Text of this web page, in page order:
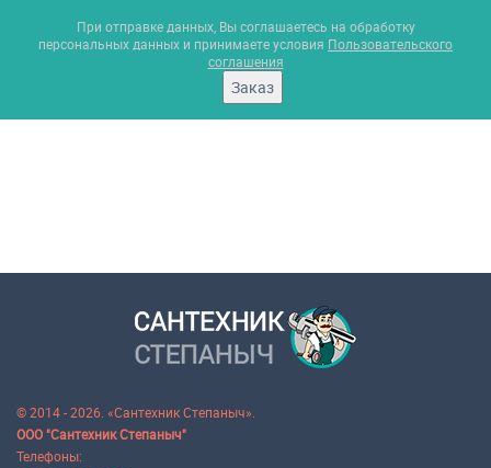
При отправке данных, Вы соглашаетесь на обработку
персональных данных и принимаете условия Пользовательского
соглашения
Заказ
© 2014 - 2026. «Сантехник Степаныч».
ООО "Сантехник Степаныч"
Телефоны: